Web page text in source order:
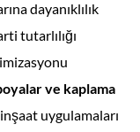
dayanıklılık
tutarlılığı
ve kaplama
uygulamaları